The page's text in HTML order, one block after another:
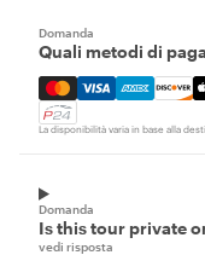
Domanda
Quali metodi di
Mastercard, Visa,
La disponibilità varia in base alla
Domanda
Is this tour private
vedi risposta